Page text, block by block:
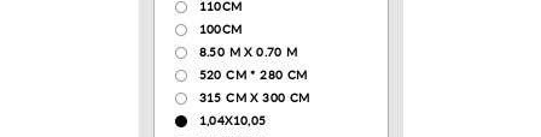
110CM
100CM
8.50 M X 0.70 M
520 СМ * 280 СМ
315 CM X 300 CM
1,04X10,05